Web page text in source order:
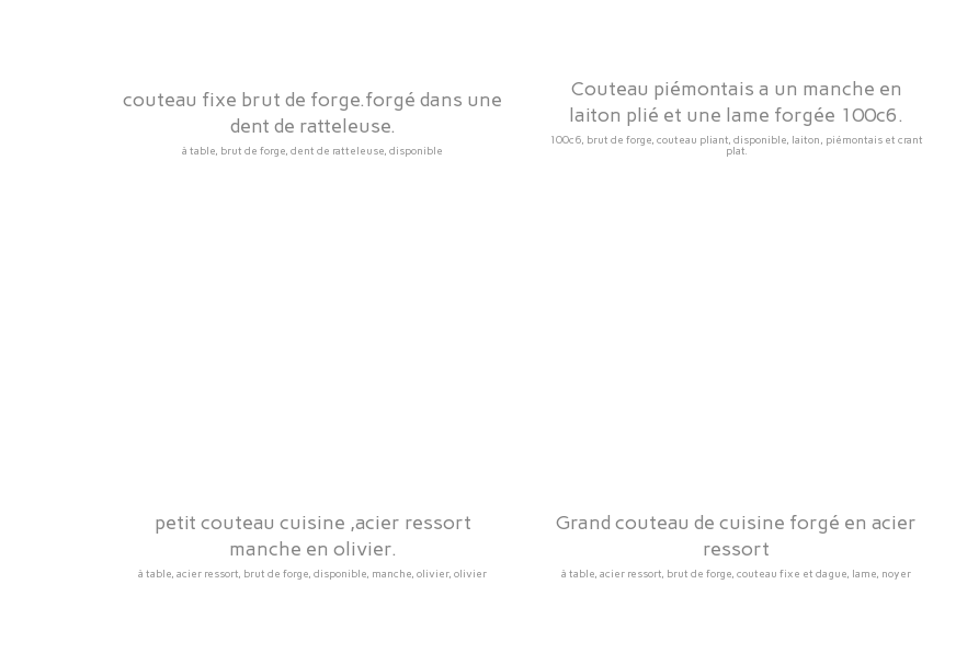
couteau fixe brut de forge.forgé dans une
dent de ratteleuse.
à table, brut de forge, dent de ratteleuse, disponible
Couteau piémontais a un manche en
laiton plié et une lame forgée 100c6.
100c6, brut de forge, couteau pliant, disponible, laiton, piémontais et crant
plat.
petit couteau cuisine ,acier ressort
manche en olivier.
à table, acier ressort, brut de forge, disponible, manche, olivier, olivier
Grand couteau de cuisine forgé en acier
ressort
à table, acier ressort, brut de forge, couteau fixe et dague, lame, noyer